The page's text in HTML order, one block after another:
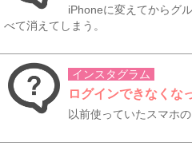
iPhoneに変えてからグ
べて消えてしまう。
インスタグラム
ログインできなくな
以前使っていたスマホ